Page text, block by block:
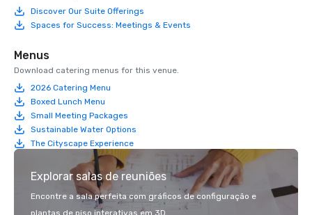
Discover Our Suite Offerings
Spaces for Success: Meetings & Events
Menus
Download catering menus for this venue.
2026 Catering Menu
Boxed Lunch Menu
Small Meeting Packages
Sustainable Water Options
The Cityscape Experience
Explorar salas de reuniões
Encontre a sala perfeita com gráficos de configuração e
plantas de piso interativas em 3D.